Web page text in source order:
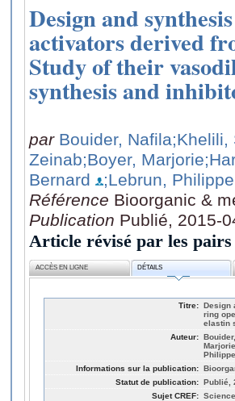
Design and
activators derived
Study of their
synthesis and
par Bouider, Nafila;Khelili,
Zeinab;Boyer, Marjorie
Bernard
;Lebrun, Philippe
Référence Bioorganic &
Publication Publié, 2015-
Article révisé par les pairs
ACCÈS EN LIGNE DÉTAILS
Titre: Design
ring
elastin
Auteur:
Informations sur la publication:
Statut de publication: Publié,
Sujet CREF: